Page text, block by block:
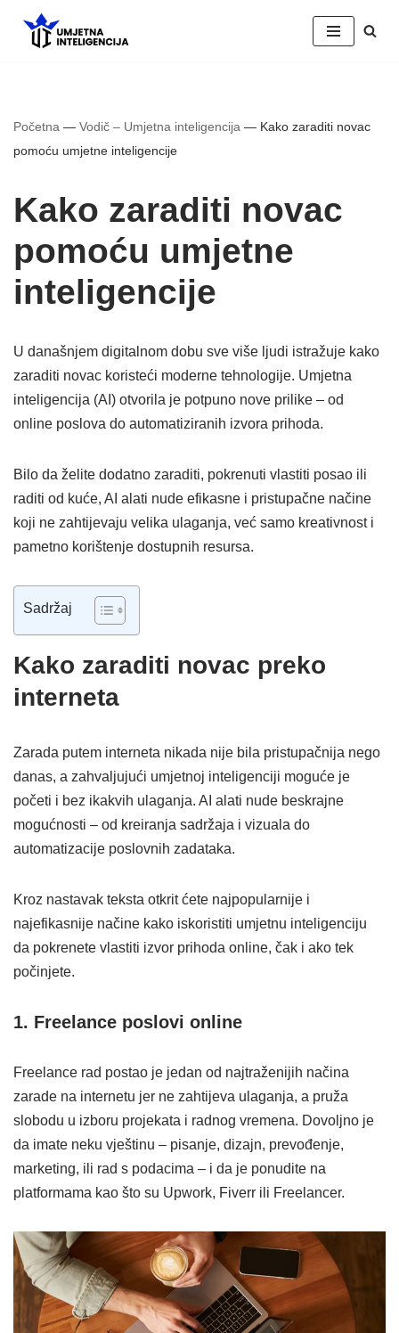
Skip
Početna — Vodič – Umjetna inteligencija — Kako zaraditi novac
pomoću umjetne inteligencije
Kako zaraditi novac
pomoću umjetne
inteligencije
U današnjem digitalnom dobu sve više ljudi istražuje kako
zaraditi novac koristeći moderne tehnologije. Umjetna
inteligencija (AI) otvorila je potpuno nove prilike – od
online poslova do automatiziranih izvora prihoda.
Bilo da želite dodatno zaraditi, pokrenuti vlastiti posao ili
raditi od kuće, AI alati nude efikasne i pristupačne načine
koji ne zahtijevaju velika ulaganja, već samo kreativnost i
pametno korištenje dostupnih resursa.
Sadržaj
Kako zaraditi novac preko
interneta
Zarada putem interneta nikada nije bila pristupačnija nego
danas, a zahvaljujući umjetnoj inteligenciji moguće je
početi i bez ikakvih ulaganja. AI alati nude beskrajne
mogućnosti – od kreiranja sadržaja i vizuala do
automatizacije poslovnih zadataka.
Kroz nastavak teksta otkrit ćete najpopularnije i
najefikasnije načine kako iskoristiti umjetnu inteligenciju
da pokrenete vlastiti izvor prihoda online, čak i ako tek
počinjete.
1. Freelance poslovi online
Freelance rad postao je jedan od najtraženijih načina
zarade na internetu jer ne zahtijeva ulaganja, a pruža
slobodu u izboru projekata i radnog vremena. Dovoljno je
da imate neku vještinu – pisanje, dizajn, prevođenje,
marketing, ili rad s podacima – i da je ponudite na
platformama kao što su Upwork, Fiverr ili Freelancer.